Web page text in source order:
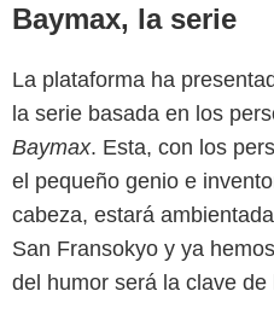
Baymax, la serie
La plataforma ha
la serie basada en los
Baymax. Esta, con los
el pequeño genio e
cabeza, estará
San Fransokyo y ya
del humor será la clave de